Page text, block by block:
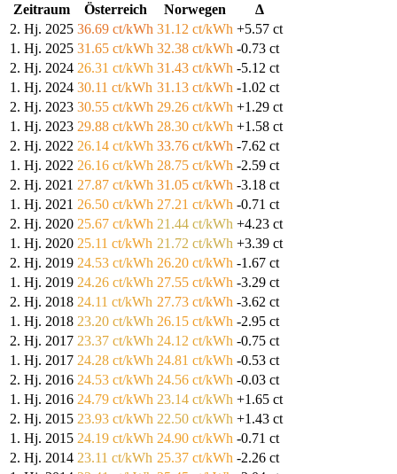
Zeitraum Österreich Norwegen
Δ
2. Hj. 2025 36.69 ct/kWh 31.12 ct/kWh +5.57 ct
1. Hj. 2025 31.65 ct/kWh 32.38 ct/kWh -0.73 ct
2. Hj. 2024 26.31 ct/kWh 31.43 ct/kWh -5.12 ct
1. Hj. 2024 30.11 ct/kWh 31.13 ct/kWh -1.02 ct
2. Hj. 2023 30.55 ct/kWh 29.26 ct/kWh +1.29 ct
1. Hj. 2023 29.88 ct/kWh 28.30 ct/kWh +1.58 ct
2. Hj. 2022 26.14 ct/kWh 33.76 ct/kWh -7.62 ct
1. Hj. 2022 26.16 ct/kWh 28.75 ct/kWh -2.59 ct
2. Hj. 2021 27.87 ct/kWh 31.05 ct/kWh -3.18 ct
1. Hj. 2021 26.50 ct/kWh 27.21 ct/kWh -0.71 ct
2. Hj. 2020 25.67 ct/kWh 21.44 ct/kWh +4.23 ct
1. Hj. 2020 25.11 ct/kWh 21.72 ct/kWh +3.39 ct
2. Hj. 2019 24.53 ct/kWh 26.20 ct/kWh -1.67 ct
1. Hj. 2019 24.26 ct/kWh 27.55 ct/kWh -3.29 ct
2. Hj. 2018 24.11 ct/kWh 27.73 ct/kWh -3.62 ct
1. Hj. 2018 23.20 ct/kWh 26.15 ct/kWh -2.95 ct
2. Hj. 2017 23.37 ct/kWh 24.12 ct/kWh -0.75 ct
1. Hj. 2017 24.28 ct/kWh 24.81 ct/kWh -0.53 ct
2. Hj. 2016 24.53 ct/kWh 24.56 ct/kWh -0.03 ct
1. Hj. 2016 24.79 ct/kWh 23.14 ct/kWh +1.65 ct
2. Hj. 2015 23.93 ct/kWh 22.50 ct/kWh +1.43 ct
1. Hj. 2015 24.19 ct/kWh 24.90 ct/kWh -0.71 ct
2. Hj. 2014 23.11 ct/kWh 25.37 ct/kWh -2.26 ct